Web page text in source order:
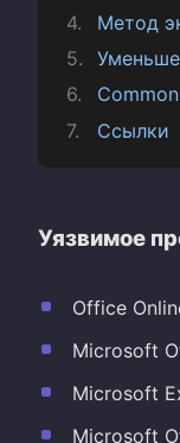
Метод
Ссылки
Уязвимое
Office
Microsoft
Microsoft
Microsoft